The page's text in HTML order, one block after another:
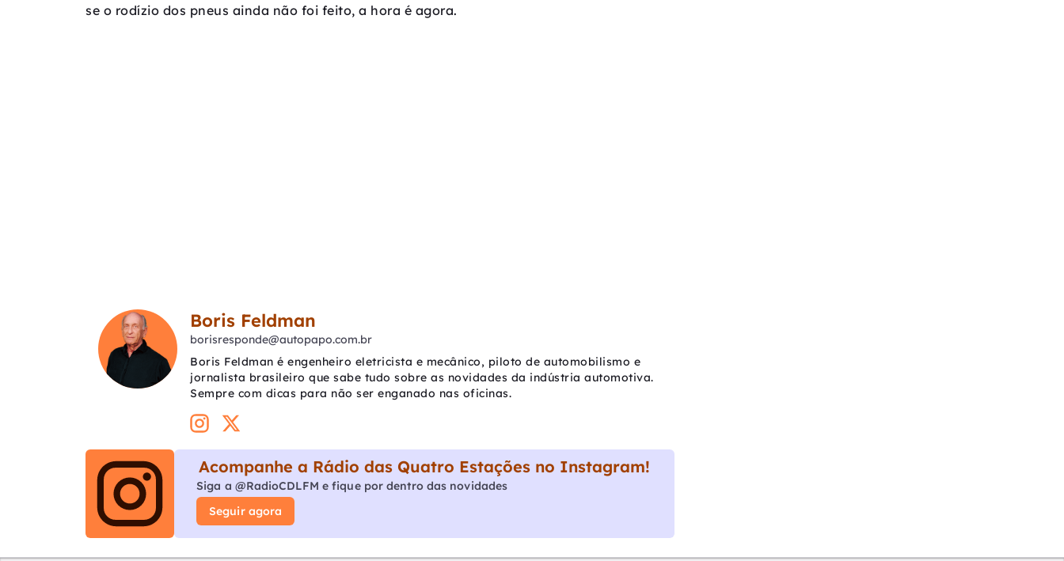
se o rodízio dos pneus ainda não foi feito, a hora é agora.
Boris Feldman
borisresponde@autopapo.com.br
Boris Feldman é engenheiro eletricista e mecânico, piloto de automobilismo e
jornalista brasileiro que sabe tudo sobre as novidades da indústria automotiva.
Sempre com dicas para não ser enganado nas oficinas.
Acompanhe a Rádio das Quatro Estações no Instagram!
Siga a @RadioCDLFM e fique por dentro das novidades
Seguir agora